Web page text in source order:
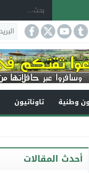
وطنية تاوناتيون
أحدث المقالات